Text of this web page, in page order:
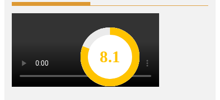
8.2
7.8
7.1
7
8.1